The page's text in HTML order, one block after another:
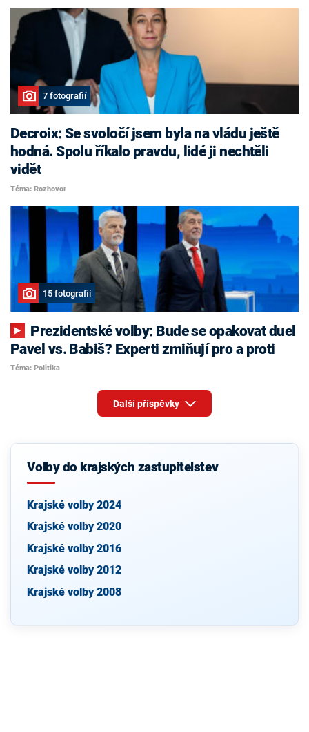
7 fotografií
Decroix: Se svoločí jsem byla na vládu ještě
hodná. Spolu říkalo pravdu, lidé ji nechtěli
vidět
Téma: Rozhovor
15 fotografií
Pavel vs. Babiš? Experti zmiňují pro a proti
Téma: Politika
Další příspěvky
Volby do krajských zastupitelstev
Krajské volby 2024
Krajské volby 2020
Krajské volby 2016
Krajské volby 2012
Krajské volby 2008